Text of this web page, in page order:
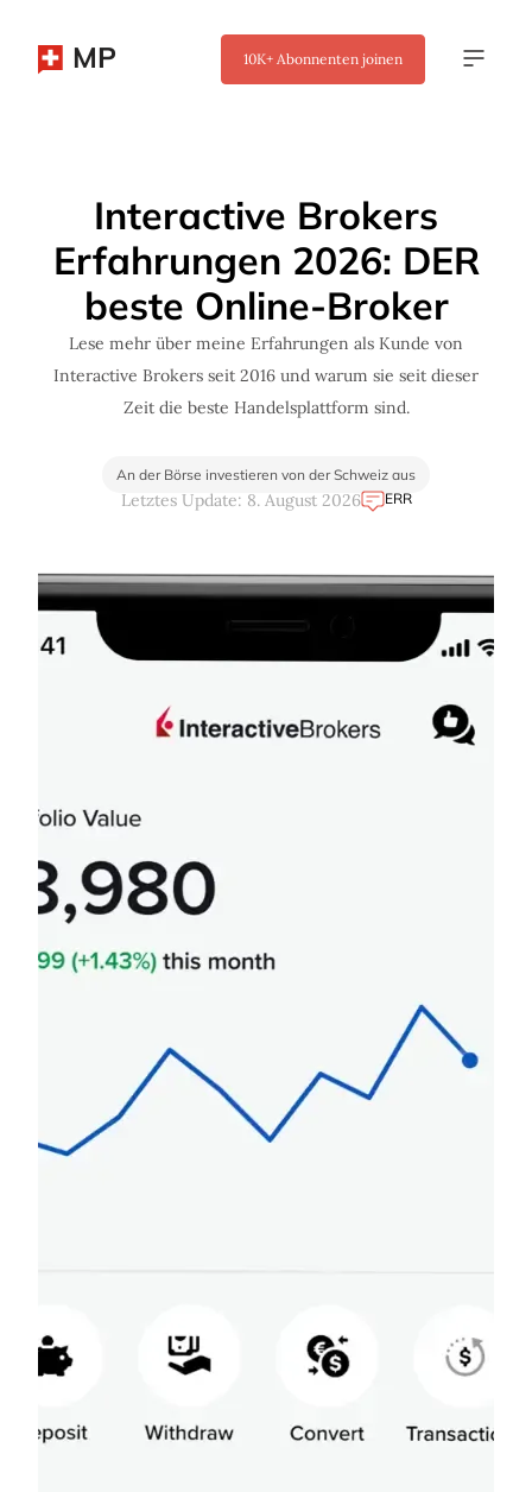
MP 10K+ Abonnenten joinen
Interactive Brokers
Erfahrungen 2026: DER
beste Online-Broker
Lese mehr über meine Erfahrungen als Kunde von
Interactive Brokers seit 2016 und warum sie seit dieser
Zeit die beste Handelsplattform sind.
An der Börse investieren von der Schweiz aus
Letztes Update: 8. August 2026 ERR